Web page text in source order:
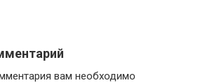
вам необходимо